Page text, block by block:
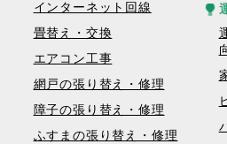
インターネット回線
畳替え・交換
エアコン工事
網戸の張り替え・修理
障子の張り替え・修理
ふすまの張り替え・修理